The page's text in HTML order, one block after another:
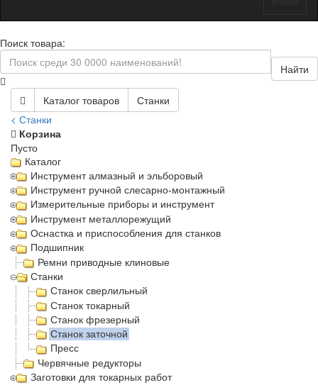
Поиск товара:
Найти
Каталог товаров
Станки
< Станки
Корзина
Пусто
Каталог
Инструмент алмазный и эльборовый
Инструмент ручной слесарно-монтажный
Измерительные приборы и инструмент
Инструмент металлорежущий
Оснастка и приспособления для станков
Подшипник
Ремни приводные клиновые
Станки
Станок сверлильный
Станок токарный
Станок фрезерный
Станок заточной
Пресс
Червячные редукторы
Заготовки для токарных работ